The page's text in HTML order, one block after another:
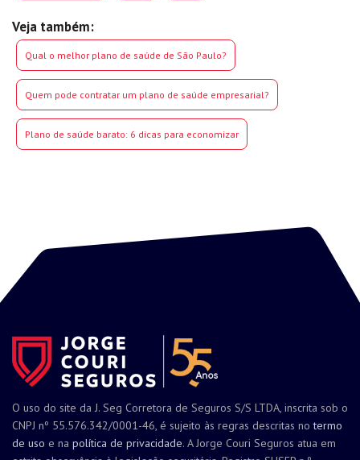
Veja também:
Qual o melhor plano de saúde de São Paulo?
Quem pode contratar um plano de saúde empresarial?
Plano de saúde barato: 6 dicas para economizar
O uso do site da J. Seg Corretora de Seguros S/S LTDA, inscrita sob o
CNPJ nº 55.576.342/0001-46, é sujeito às regras descritas notermo
de uso e na política de privacidade. A Jorge Couri Seguros atua em